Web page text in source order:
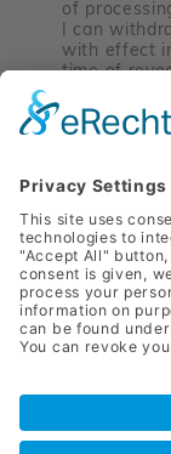
of
I can
with effect
time of